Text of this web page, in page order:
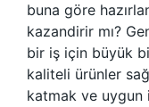
buna göre
kazandirir mı?
bir iş için büyük
kaliteli ürünler
katmak ve